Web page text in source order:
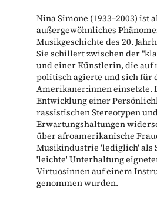
Nina Simone (1933–2003) ist
außergewöhnliches
Musikgeschichte des 20.
Sie schillert zwischen der
und einer Künstlerin, die auf
politisch agierte und sich für
Amerikaner:innen einsetzte.
Entwicklung einer
rassistischen Stereotypen
Erwartungshaltungen
über afroamerikanische
Musikindustrie 'lediglich' als
'leichte' Unterhaltung
Virtuosinnen auf einem
genommen wurden.